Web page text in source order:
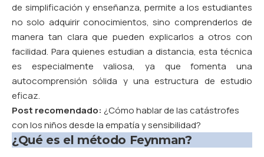
de simplificación y enseñanza, permite a los estudiantes
no solo adquirir conocimientos, sino comprenderlos de
manera tan clara que pueden explicarlos a otros con
facilidad. Para quienes estudian a distancia, esta técnica
es especialmente valiosa, ya que fomenta una
autocomprensión sólida y una estructura de estudio
eficaz.
Post recomendado: ¿Cómo hablar de las catástrofes
con los niños desde la empatía y sensibilidad?
¿Qué es el método Feynman?